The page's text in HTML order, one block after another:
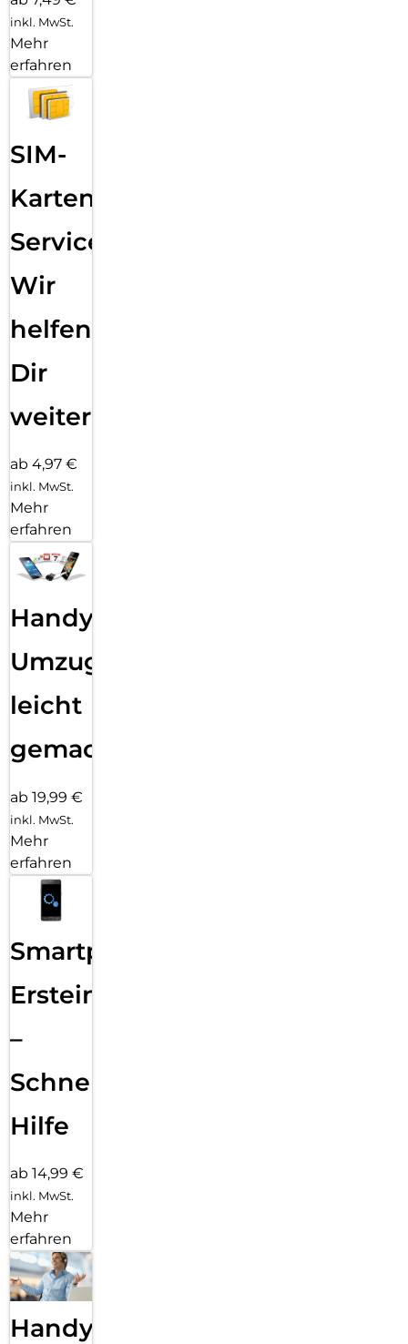
inkl. MwSt.
Mehr
erfahren
SIM-
Karten
Service:
Wir
helfen
Dir
weiter
ab 4,97 €
inkl. MwSt.
Mehr
erfahren
Handy
Umzug
leicht
gemacht!
ab 19,99 €
inkl. MwSt.
Mehr
erfahren
Smartphone
Ersteinrichtung
–
Schnelle
Hilfe
ab 14,99 €
inkl. MwSt.
Mehr
erfahren
Handy